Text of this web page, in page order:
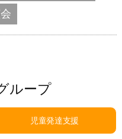
ループ
児童発達支援